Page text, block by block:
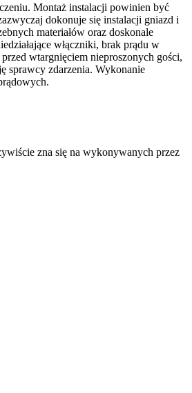
Montaż instalacji powinien być
dokonuje się instalacji gniazd i
materiałów oraz doskonale
włączniki, brak prądu w
wtargnięciem nieproszonych gości,
sprawcy zdarzenia. Wykonanie
zna się na wykonywanych przez